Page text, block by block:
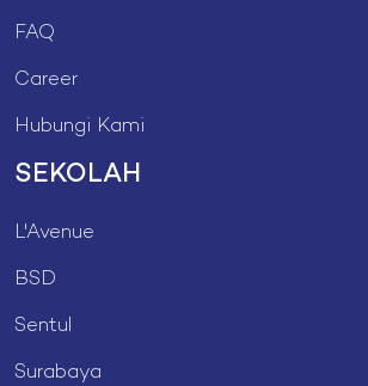
FAQ
Career
Hubungi Kami
SEKOLAH
L'Avenue
BSD
Sentul
Surabaya